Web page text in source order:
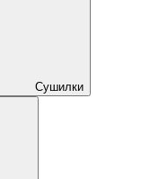
Сушилки